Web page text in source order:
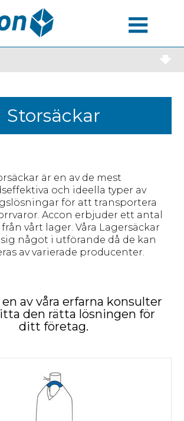
MENU
Storsäckar
är en av de mest
och ideella typer av
för att transportera
Accon erbjuder ett antal
vårt lager. Våra Lagersäckar
något i utförande då de kan
av varierade producenter.
av våra erfarna konsulter
den rätta lösningen för
ditt företag.